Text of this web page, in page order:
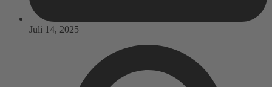
Juli 14, 2025